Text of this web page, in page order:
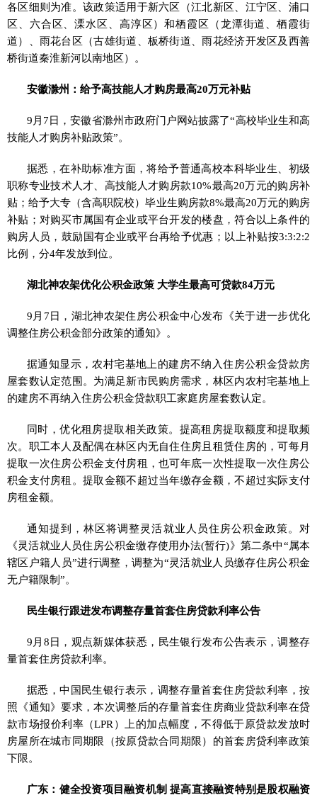
各区细则为准。该政策适用于新六区（江北新区、江宁区、浦口
区、六合区、溧水区、高淳区）和栖霞区（龙潭街道、栖霞街
道）、雨花台区（古雄街道、板桥街道、雨花经济开发区及西善
桥街道秦淮新河以南地区）。
安徽滁州：给予高技能人才购房最高20万元补贴
9月7日，安徽省滁州市政府门户网站披露了“高校毕业生和高
技能人才购房补贴政策”。
据悉，在补助标准方面，将给予普通高校本科毕业生、初级
职称专业技术人才、高技能人才购房款10%最高20万元的购房补
贴；给予大专（含高职院校）毕业生购房款8%最高20万元的购房
补贴；对购买市属国有企业或平台开发的楼盘，符合以上条件的
购房人员，鼓励国有企业或平台再给予优惠；以上补贴按3:3:2:2
比例，分4年发放到位。
湖北神农架优化公积金政策 大学生最高可贷款84万元
9月7日，湖北神农架住房公积金中心发布《关于进一步优化
调整住房公积金部分政策的通知》。
据通知显示，农村宅基地上的建房不纳入住房公积金贷款房
屋套数认定范围。为满足新市民购房需求，林区内农村宅基地上
的建房不再纳入住房公积金贷款职工家庭房屋套数认定。
同时，优化租房提取相关政策。提高租房提取额度和提取频
次。职工本人及配偶在林区内无自住住房且租赁住房的，可每月
提取一次住房公积金支付房租，也可年底一次性提取一次住房公
积金支付房租。提取金额不超过当年缴存金额，不超过实际支付
房租金额。
通知提到，林区将调整灵活就业人员住房公积金政策。对
《灵活就业人员住房公积金缴存使用办法(暂行)》第二条中“属本
辖区户籍人员”进行调整，调整为“灵活就业人员缴存住房公积金
无户籍限制”。
民生银行跟进发布调整存量首套住房贷款利率公告
9月8日，观点新媒体获悉，民生银行发布公告表示，调整存
量首套住房贷款利率。
据悉，中国民生银行表示，调整存量首套住房贷款利率，按
照《通知》要求，本次调整后的存量首套住房商业贷款利率在贷
款市场报价利率（LPR）上的加点幅度，不得低于原贷款发放时
房屋所在城市同期限（按原贷款合同期限）的首套房贷利率政策
下限。
广东：健全投资项目融资机制 提高直接融资特别是股权融资